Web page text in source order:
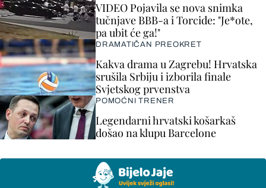
VIDEO Pojavila se nova snimka
tučnjave BBB-a i Torcide: "Je*ote,
pa ubit će ga!"
DRAMATIČAN PREOKRET
Kakva drama u Zagrebu! Hrvatska
srušila Srbiju i izborila finale
Svjetskog prvenstva
POMOĆNI TRENER
Legendarni hrvatski košarkaš
došao na klupu Barcelone